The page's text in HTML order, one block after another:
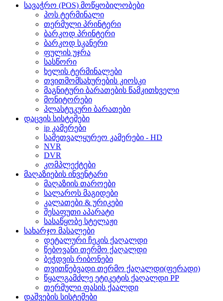
სავაჭრო (POS) მოწყობილობები
პოს ტერმინალი
თერმული პრინტერი
ბარკოდ პრინტერი
ბარკოდ სკანერი
ფულის უჯრა
სასწორი
ხელის ტერმინალები
თვითმომსახურების კიოსკი
მაგნიტური ბარათების წამკითხველი
მონიტორები
პლასტუკური ბარათები
დაცვის სისტემები
ip კამერები
სამეთვალყურეო კამერები - HD
NVR
DVR
კომპლექტები
მაღაზიების ინვენტარი
მაღაზიის თაროები
სალაროს მაგიდები
კალათები & ურიკები
შესაფუთი აპარატი
სასაწყობე სტელაჟი
სახარჯო მასალები
დეტალური ჩეკის ქაღალდი
წებოვანი თერმო ქაღალდი
ბეჭდვის რიბონები
თვითწებვადი თერმო ქაღალდი(ფერადი)
წყალგამძლე ეტიკეტის ქაღალდი PP
თერმული ფასის ქაალდი
დაშვების სისტემები